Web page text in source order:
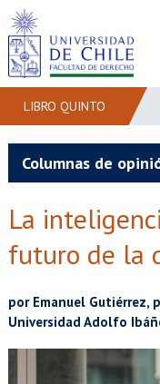
LIBRO QUINTO
Columnas de
La
futuro de la
por Emanuel Gutiérrez,
Universidad Adolfo